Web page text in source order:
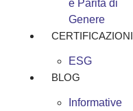
e Parità di
Genere
CERTIFICAZIONI
ESG
BLOG
Informative